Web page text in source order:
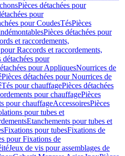
Pièces détachées pour
pour
pour CoudesTésPièces
Pièces détachées pour
et raccordements,
Raccords et raccordements,
détachées pour
pour AppliquesNourrices de
Pièces détachées pour Nourrices de
Tés pour chauffagePièces détachées
pour chauffagePièces
pour chauffageAccessoiresPièces
pour tubes et
Etanchements pour tubes et
Fixations pour tubesFixations de
pour Fixations de
Jeux de vis pour assemblages de